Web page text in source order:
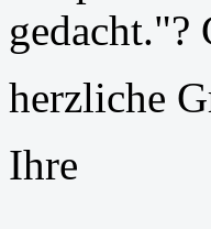
gedacht."?
herzliche
Ihre